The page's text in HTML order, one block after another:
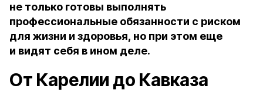
не только готовы выполнять
профессиональные обязанности с риском
для жизни и здоровья, но при этом еще
и видят себя в ином деле.
От Карелии до Кавказа